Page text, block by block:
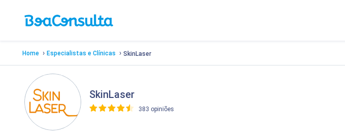
Home › Especialistas e Clínicas › SkinLaser
SkinLaser
383 opiniões